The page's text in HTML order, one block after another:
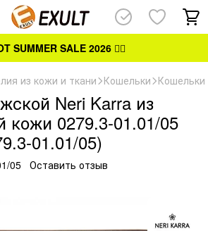
SUMMER SALE 2026👈🏻
из кожи и ткани Кошельки
Neri Karra из
кожи 0279.3-01.01/05
01.01/05)
05 Оставить отзыв